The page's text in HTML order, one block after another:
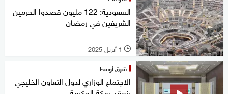
السعودية: 122 مليون قصدوا الحرمين
الشريفين في رمضان
l 1 أبريل 2025
شرق أوسط
الاجتماع الوزاري لدول التعاون الخليجي